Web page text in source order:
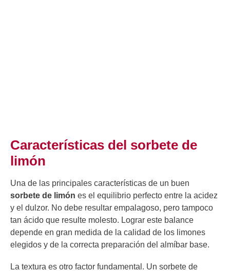
Características del sorbete de
limón
Una de las principales características de un buen
sorbete de limón es el equilibrio perfecto entre la acidez
y el dulzor. No debe resultar empalagoso, pero tampoco
tan ácido que resulte molesto. Lograr este balance
depende en gran medida de la calidad de los limones
elegidos y de la correcta preparación del almíbar base.
La textura es otro factor fundamental. Un sorbete de